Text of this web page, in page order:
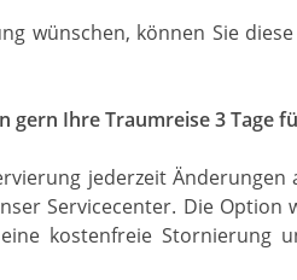
wünschen, können Sie
gern Ihre Traumreise 3 Tage
jederzeit
Servicecenter. Die
kostenfreie Stornierung